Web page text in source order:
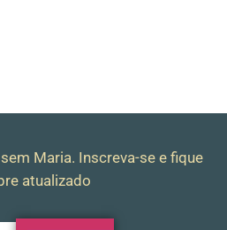
Maria. Inscreva-se e fique
atualizado